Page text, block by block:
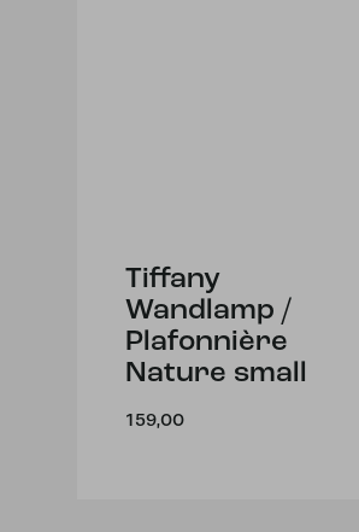
Tiffany
Wandlamp /
Plafonnière
Nature small
159,00